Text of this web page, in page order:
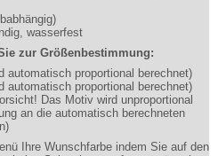
wasserfest
zur Größenbestimmung:
automatisch proportional berechnet)
automatisch proportional berechnet)
Das Motiv wird unproportional
an die automatisch berechneten
Ihre Wunschfarbe indem Sie auf den